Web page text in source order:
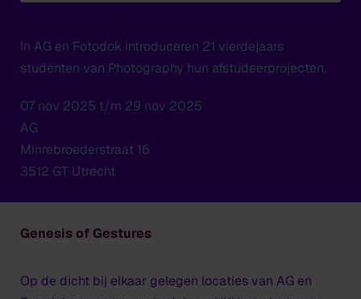
In AG en Fotodok introduceren 21 vierdejaars
studenten van Photography hun afstudeerprojecten.
07 nov 2025 t/m 29 nov 2025
AG
Minrebroederstraat 16
3512 GT Utrecht
Genesis of Gestures
Op de dicht bij elkaar gelegen locaties van AG en